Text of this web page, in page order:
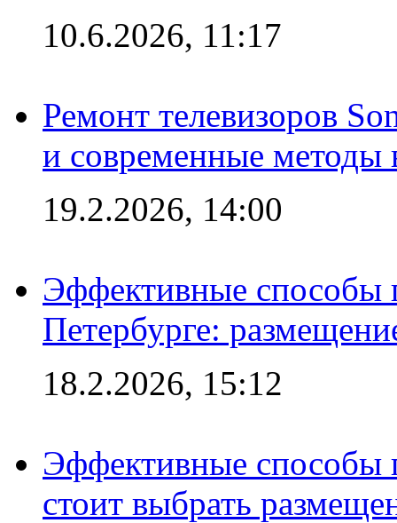
10.6.2026, 11:17
Ремонт телевизоров
и современные методы
19.2.2026, 14:00
Эффективные способы
Петербурге:
18.2.2026, 15:12
Эффективные способы
стоит выбрать